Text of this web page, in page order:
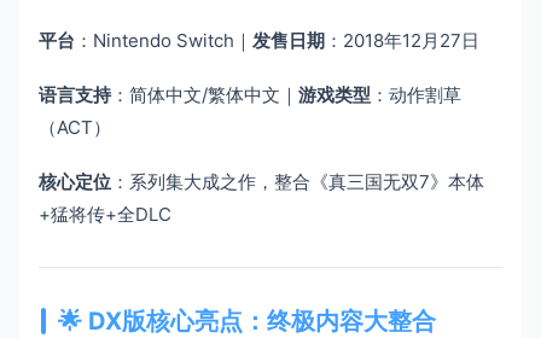
​平台​ ​：Nintendo Switch｜​ ​发售日期​ ​：2018年12月27日
​语言支持​​：简体中文/繁体中文｜​ ​游戏类型​ ​：动作割草
（ACT）
​核心定位​ ​：系列集大成之作，整合《真三国无双7》本体
+猛将传+全DLC
🌟 ​ ​DX版核心亮点：终极内容大整合​